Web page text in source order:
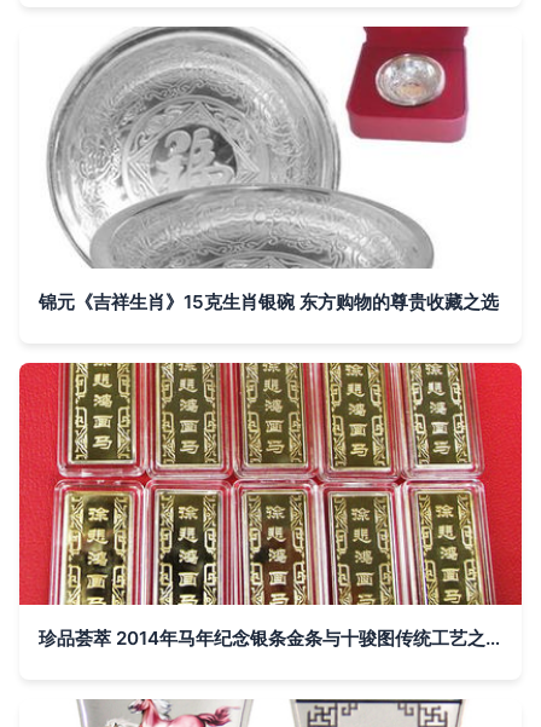
锦元《吉祥生肖》15克生肖银碗 东方购物的尊贵收藏之选
珍品荟萃 2014年马年纪念银条金条与十骏图传统工艺之美